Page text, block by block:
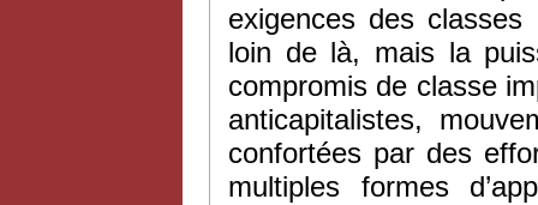
exigences des classes
loin de là, mais la
compromis de classe
anticapitalistes,
confortées par des
multiples formes